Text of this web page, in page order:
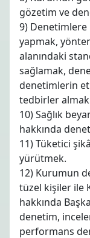
gözetim ve
9)
yapmak,
alanındaki
sağlamak,
denetimlerin
tedbirler
10) Sağlık
hakkında
11) Tüketici
yürütmek.
12) Kurumun
tüzel kişiler ile
hakkında
denetim,
performans